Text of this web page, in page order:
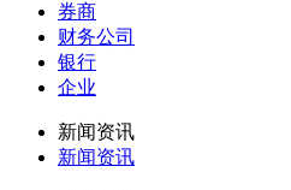
券商
财务公司
银行
企业
新闻资讯
新闻资讯